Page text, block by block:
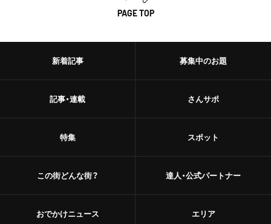
PAGE TOP
新着記事
記事・連載
特集
この街どんな街？
おでかけニュース
募集中のお題
さんサポ
スポット
達人・公式パートナー
エリア